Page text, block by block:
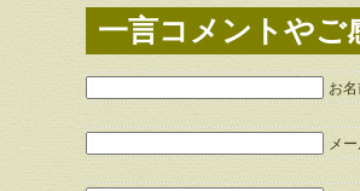
一言コメントやご
お
メ